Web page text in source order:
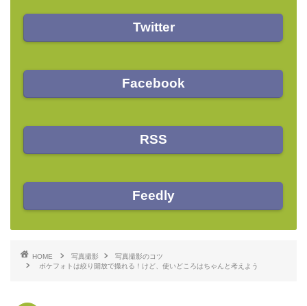
Twitter
Facebook
RSS
Feedly
HOME 写真撮影
写真撮影のコツ
ボケフォトは絞り開放で撮れる！けど、使いどころはちゃんと考えよう